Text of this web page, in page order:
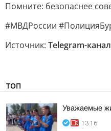
Помните: безопаснее
#МВДРоссии
Источник: Telegram-
ТОП
Уважаемые
13:16